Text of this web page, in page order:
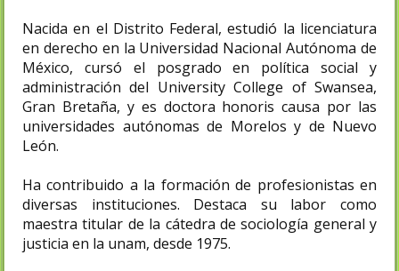
Nacida en el Distrito Federal, estudió la licenciatura
en derecho en la Universidad Nacional Autónoma de
México, cursó el posgrado en política social y
administración del University College of Swansea,
Gran Bretaña, y es doctora honoris causa por las
universidades autónomas de Morelos y de Nuevo
León.
Ha contribuido a la formación de profesionistas en
diversas instituciones. Destaca su labor como
maestra titular de la cátedra de sociología general y
justicia en la unam, desde 1975.